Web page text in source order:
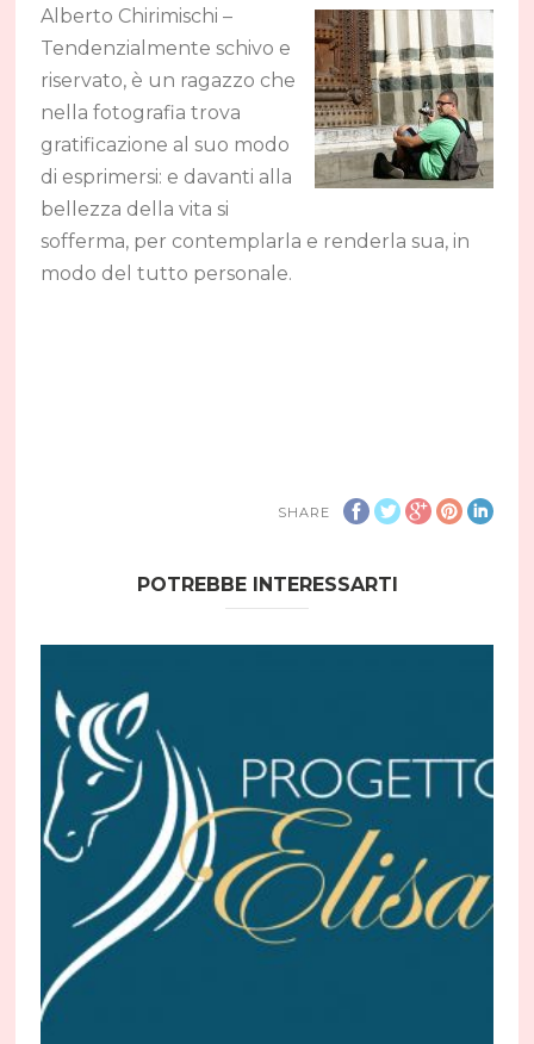
Alberto Chirimischi –
Tendenzialmente schivo e
riservato, è un ragazzo che
nella fotografia trova
gratificazione al suo modo
di esprimersi: e davanti alla
bellezza della vita si
sofferma, per contemplarla e renderla sua, in
modo del tutto personale.
SHARE
POTREBBE INTERESSARTI